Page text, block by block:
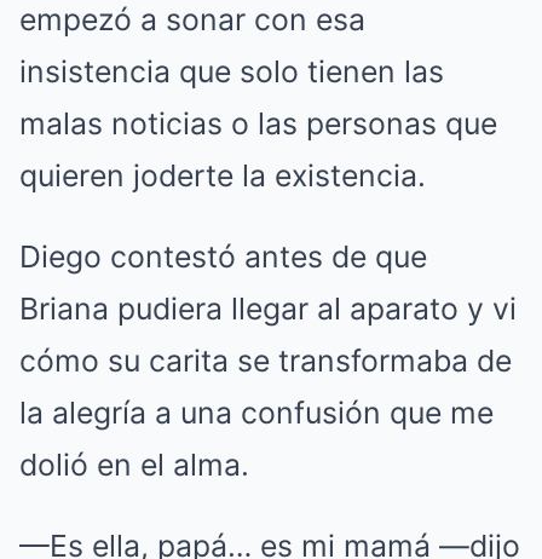
empezó a sonar con esa
insistencia que solo tienen las
malas noticias o las personas que
quieren joderte la existencia.
Diego contestó antes de que
Briana pudiera llegar al aparato y vi
cómo su carita se transformaba de
la alegría a una confusión que me
dolió en el alma.
—Es ella, papá… es mi mamá —dijo